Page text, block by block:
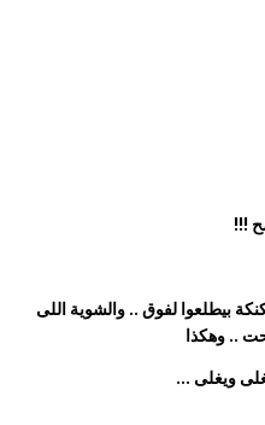
!!!
بيطلعوا لفوق .. والشوية اللى
.. وهكذا
ويغلى ...